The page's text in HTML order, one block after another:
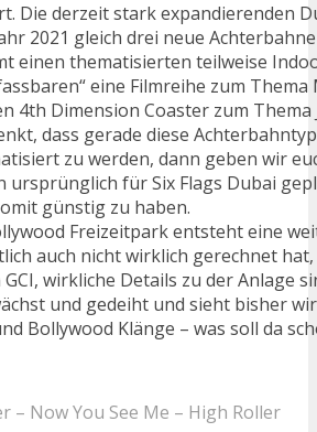
Die derzeit stark expandierenden
2021 gleich drei neue
einen thematisierten teilweise
eine Filmreihe zum
4th Dimension Coaster zum Thema
dass gerade diese
zu werden, dann geben wir
ursprünglich für Six Flags Dubai
günstig zu haben.
Freizeitpark entsteht eine
auch nicht wirklich gerechnet
wirkliche Details zu der Anlage
und gedeiht und sieht bisher
Bollywood Klänge – was soll da
– Now You See Me – High Roller